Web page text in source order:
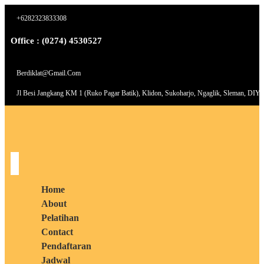
+6282323833308
Office : (0274) 4530527
Berdiklat@gmail.com
Jl Besi Jangkang KM 1 (Ruko Pagar Batik), Klidon, Sukoharjo, Ngaglik, Sleman, DIY
Home
About
Pelatihan
Contact
Pendaftaran
Jadwal